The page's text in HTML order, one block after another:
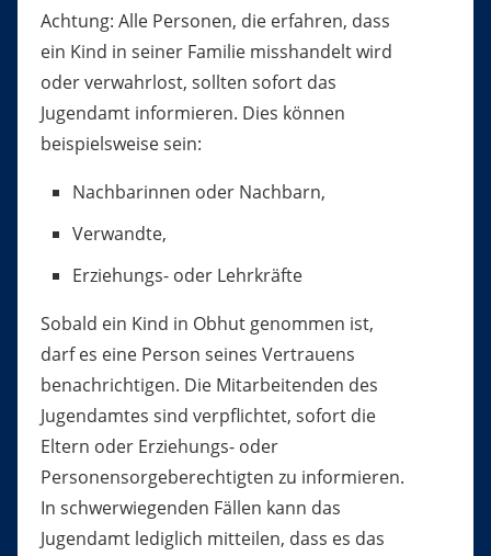
Achtung: Alle Personen, die erfahren, dass
ein Kind in seiner Familie misshandelt wird
oder verwahrlost, sollten sofort das
Jugendamt informieren. Dies können
beispielsweise sein:
Nachbarinnen oder Nachbarn,
Verwandte,
Erziehungs- oder Lehrkräfte
Sobald ein Kind in Obhut genommen ist,
darf es eine Person seines Vertrauens
benachrichtigen. Die Mitarbeitenden des
Jugendamtes sind verpflichtet, sofort die
Eltern oder Erziehungs- oder
Personensorgeberechtigten zu informieren.
In schwerwiegenden Fällen kann das
Jugendamt lediglich mitteilen, dass es das